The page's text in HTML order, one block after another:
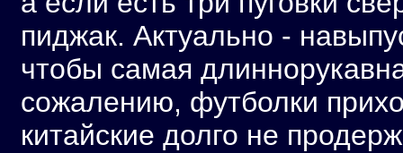
пиджак. Актуально -
чтобы самая
сожалению, футболки
китайские долго не